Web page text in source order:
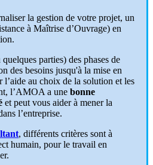
la gestion de votre projet, un
à Maîtrise d’Ouvrage) en
parties) des phases de
des besoins jusqu'à la mise en
l’aide au choix de la solution et les
l’AMOA a une bonne
et peut vous aider à mener la
l’entreprise.
, différents critères sont à
humain, pour le travail en